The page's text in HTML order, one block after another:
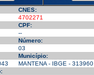
CNES:
4702271
CPF:
--
Número:
03
Município:
MANTENA - IBGE - 313960